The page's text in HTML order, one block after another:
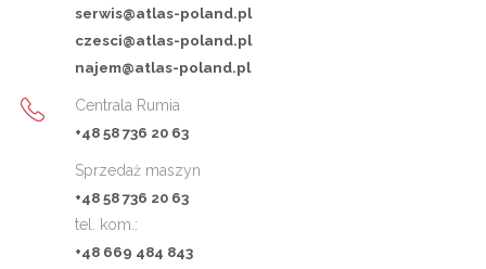
serwis@atlas-poland.pl
czesci@atlas-poland.pl
najem@atlas-poland.pl
Centrala Rumia
+48 58 736 20 63
Sprzedaż maszyn
+48 58 736 20 63
tel. kom.:
+48 669 484 843